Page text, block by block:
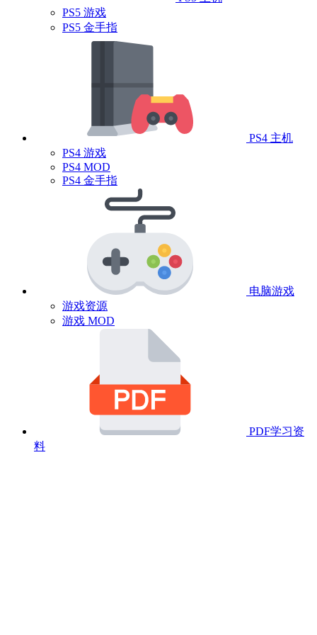
PS5 游戏
PS5 金手指
PS4 主机
PS4 游戏
PS4 MOD
PS4 金手指
电脑游戏
游戏资源
游戏 MOD
PDF学习资
料